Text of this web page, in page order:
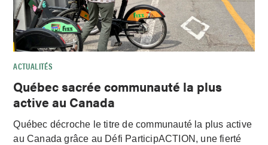
ACTUALITÉS
Québec sacrée communauté la plus
active au Canada
Québec décroche le titre de communauté la plus active
au Canada grâce au Défi ParticipACTION, une fierté